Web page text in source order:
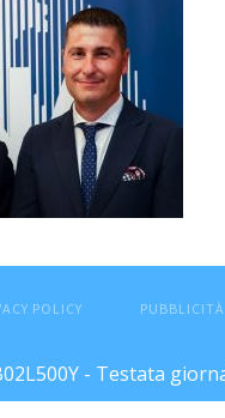
POLICY PUBBLICITÀ
- Testata